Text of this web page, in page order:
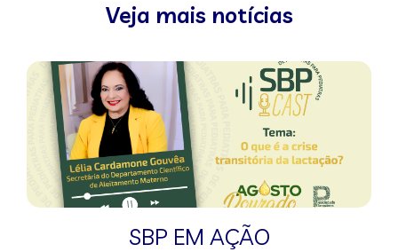
Veja mais notícias
SBP EM AÇÃO